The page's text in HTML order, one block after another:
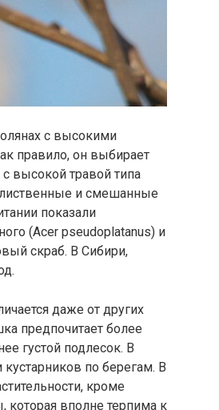
с высокими
правило, он выбирает
высокой травой типа
лиственные и смешанные
показали
(Acer pseudoplatanus) и
скраб. В Сибири,
даже от других
предпочитает более
густой подлесок. В
кустарников по берегам. В
кроме
которая вполне терпима к